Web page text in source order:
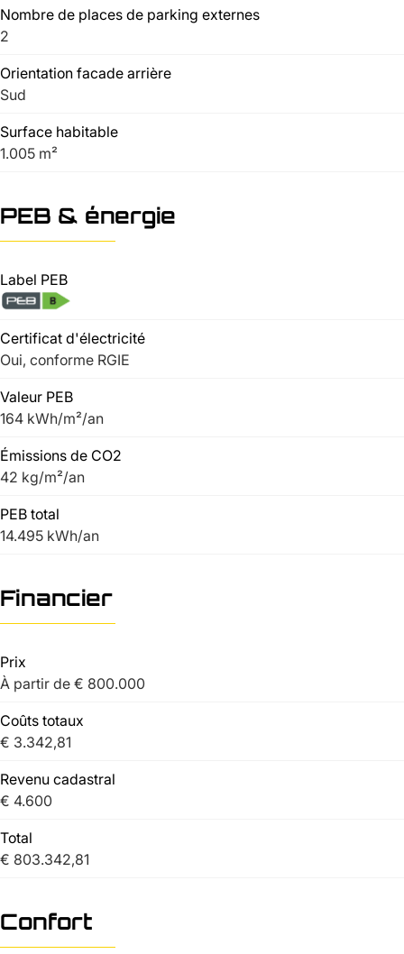
Nombre de places de parking externes
2
Orientation facade arrière
Sud
Surface habitable
1.005 m²
PEB & énergie
Label PEB
Certificat d'électricité
Oui, conforme RGIE
Valeur PEB
164 kWh/m²/an
Émissions de CO2
42 kg/m²/an
PEB total
14.495 kWh/an
Financier
Prix
À partir de € 800.000
Coûts totaux
€ 3.342,81
Revenu cadastral
€ 4.600
Total
€ 803.342,81
Confort